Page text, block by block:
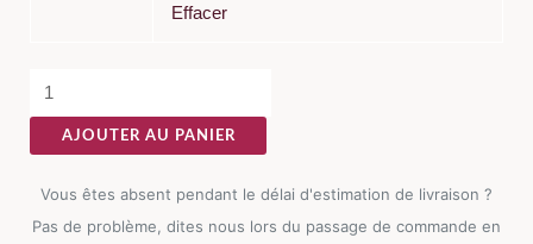
Effacer
AJOUTER AU PANIER
Vous êtes absent pendant le délai d'estimation de livraison ?
Pas de problème, dites nous lors du passage de commande en